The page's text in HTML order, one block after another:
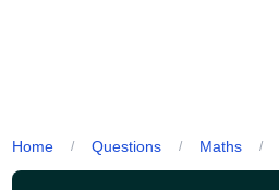
Home / Questions / Maths /